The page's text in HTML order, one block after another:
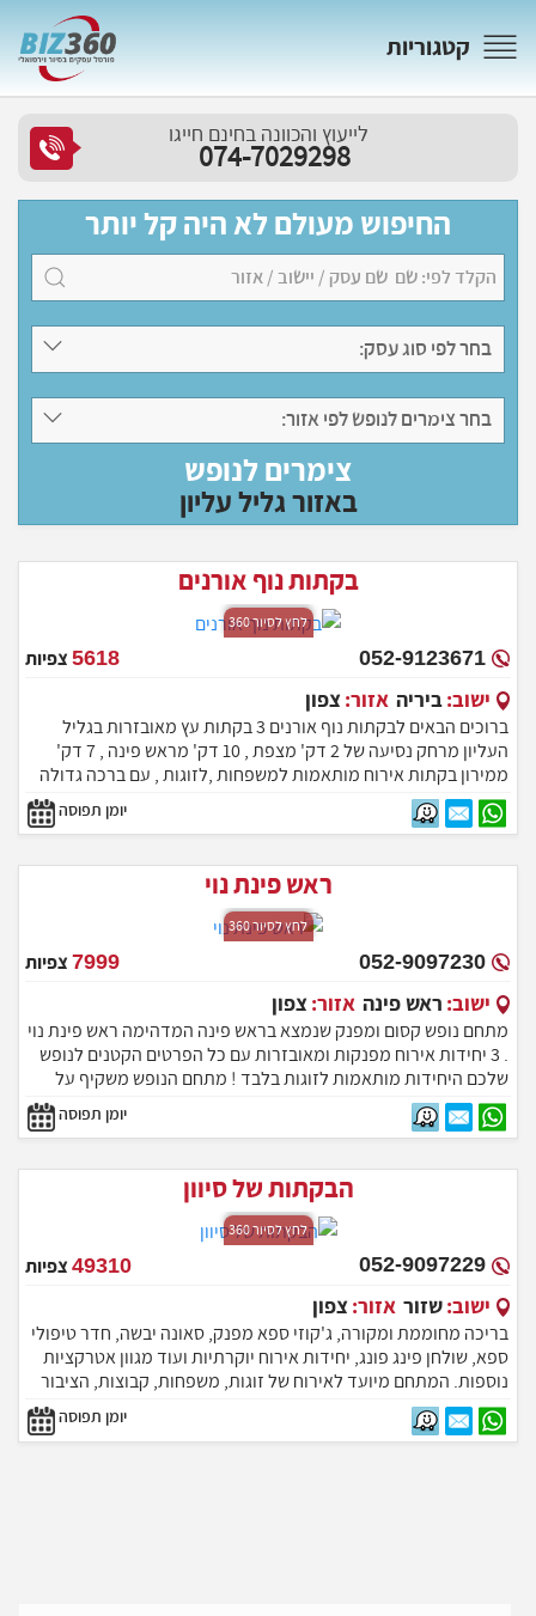
קטגוריות
לייעוץ והכוונה בחינם חייגו
074-7029298
החיפוש מעולם לא היה קל יותר
בחר לפי סוג עסק:
בחר צימרים לנופש לפי אזור:
צימרים לנופש
באזור גליל עליון
בקתות נוף אורנים
לחץ לסיור 360
052-9123671
5618צפיות
ישוב:ביריה אזור:צפון
ברוכים הבאים לבקתות נוף אורנים 3 בקתות עץ מאובזרות בגליל
העליון מרחק נסיעה של 2 דק' מצפת , 10 דק' מראש פינה , 7 דק'
ממירון בקתות אירוח מותאמות למשפחות ,לזוגות , עם ברכה גדולה
מפנקת
יומן תפוסה
ראש פינת נוי
לחץ לסיור 360
052-9097230
7999צפיות
ישוב: ראש פינה אזור:צפון
מתחם נופש קסום ומפנק שנמצא בראש פינה המדהימה ראש פינת נוי
. 3 יחידות אירוח מפנקות ומאובזרות עם כל הפרטים הקטנים לנופש
שלכם היחידות מותאמות לזוגות בלבד ! מתחם הנופש משקיף על
נופים יפייפים של כנרת ורמת הגולן באזור קיים מסעדות משובחות
רבות, אטרקציות ומסלולי טיול.
יומן תפוסה
הבקתות של סיוון
לחץ לסיור 360
052-9097229
49310צפיות
ישוב:שזור אזור:צפון
בריכה מחוממת ומקורה, ג'קוזי ספא מפנק, סאונה יבשה, חדר טיפולי
ספא, שולחן פינג פונג, יחידות אירוח יוקרתיות ועוד מגוון אטרקציות
נוספות. המתחם מיועד לאירוח של זוגות, משפחות, קבוצות, הציבור
הדתי, ימי כיף וערבי גיבוש.
יומן תפוסה